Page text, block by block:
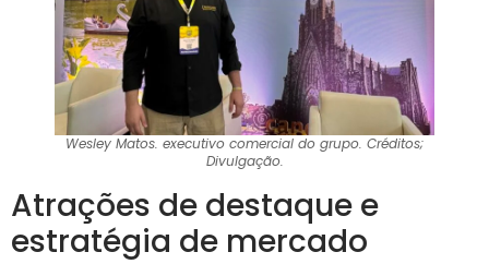
Wesley Matos. executivo comercial do grupo. Créditos;
Divulgação.
Atrações de destaque e
estratégia de mercado